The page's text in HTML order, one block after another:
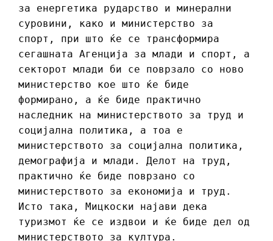
за енергетика рударство и минерални
суровини, како и министерство за
спорт, при што ќе се трансформира
сегашната Агенција за млади и спорт, а
секторот млади би се поврзало со ново
министерство кое што ќе биде
формирано, а ќе биде практично
наследник на министерството за труд и
социјална политика, а тоа е
министерството за социјална политика,
демографија и млади. Делот на труд,
практично ќе биде поврзано со
министерството за економија и труд.
Исто така, Мицкоски најави дека
туризмот ќе се издвои и ќе биде дел од
министерството за култура.